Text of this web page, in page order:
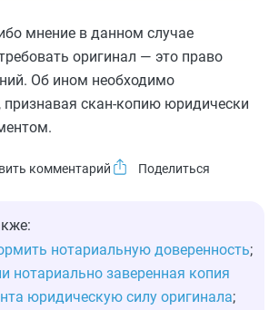
мнение в данном случае
оригинал — это право
Об ином необходимо
признавая скан-копию юридически
комментарий
нотариальную доверенность;
нотариально заверенная копия
юридическую силу оригинала;